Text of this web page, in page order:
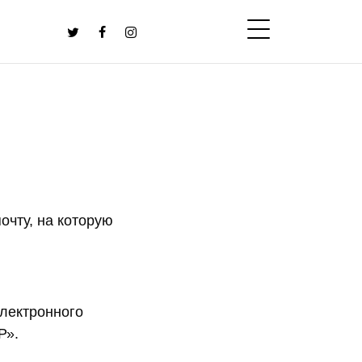
на которую